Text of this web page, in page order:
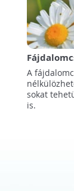
A
sokat
is.